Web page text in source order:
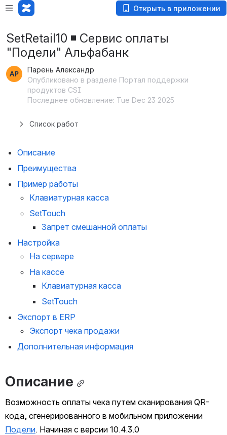
Открыть в приложении
SetRetail10 ◾️ Сервис оплаты
"Подели" Альфабанк
Парень Александр
Опубликовано в разделе Портал поддержки
продуктов CSI
Последнее обновление: Tue Dec 23 2025
Список работ
Описание
Преимущества
Пример работы
Клавиатурная касса
SetTouch
Запрет смешанной оплаты
Настройка
На сервере
На кассе
Клавиатурная касса
SetTouch
Экспорт в ERP
Экспорт чека продажи
Дополнительная информация
Описание
Возможность оплаты чека путем сканирования QR-
Подели. Начиная с версии 10.4.3.0